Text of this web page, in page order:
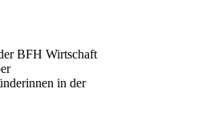
BFH Wirtschaft
in der